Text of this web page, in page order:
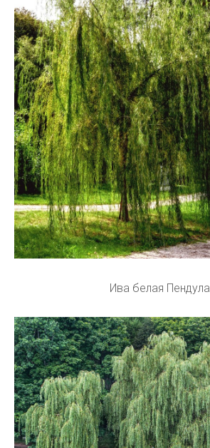
Ива белая Пендула